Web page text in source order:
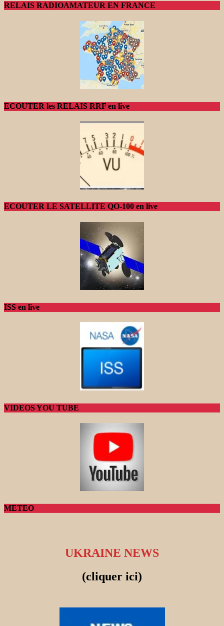
RELAIS RADIOAMATEUR EN FRANCE
ECOUTER les RELAIS RRF en live
ECOUTER LE SATELLITE QO-100 en live
ISS en live
VIDEOS YOU TUBE
METEO
UKRAINE NEWS
(cliquer ici)